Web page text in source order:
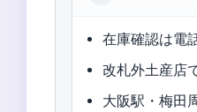
在庫確認は電
改札外土産店
大阪駅・梅田